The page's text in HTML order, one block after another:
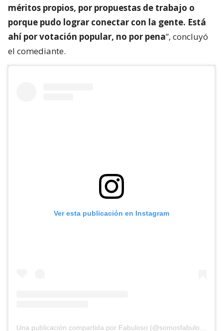
méritos propios, por propuestas de trabajo o
porque pudo lograr conectar con la gente. Está
ahí por votación popular, no por pena”, concluyó
el comediante.
Ver esta publicación en Instagram
Una publicación compartida por Fabuloso (@somosfabuloso)